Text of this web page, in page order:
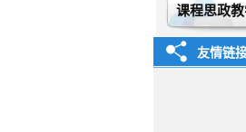
课程思政
友情链